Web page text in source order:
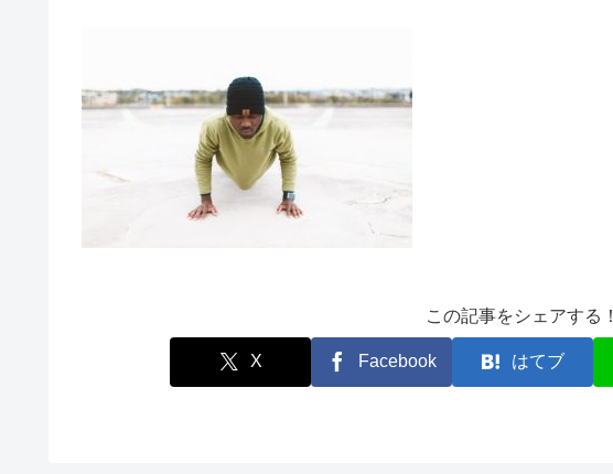
この記事をシェアする！
X Facebook はてブ